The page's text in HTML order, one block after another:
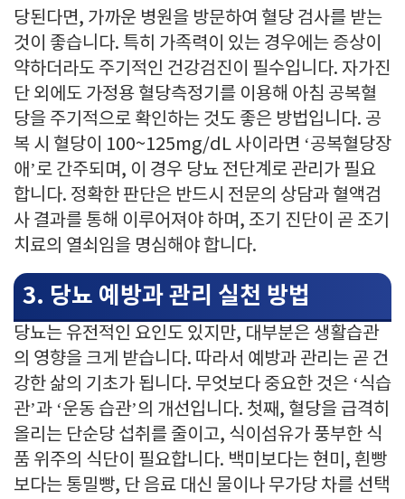
당된다면, 가까운 병원을 방문하여 혈당 검사를 받는
것이 좋습니다. 특히 가족력이 있는 경우에는 증상이
약하더라도 주기적인 건강검진이 필수입니다. 자가진
단 외에도 가정용 혈당측정기를 이용해 아침 공복혈
당을 주기적으로 확인하는 것도 좋은 방법입니다. 공
복 시 혈당이 100~125mg/dL 사이라면 ‘공복혈당장
애’로 간주되며, 이 경우 당뇨 전단계로 관리가 필요
합니다. 정확한 판단은 반드시 전문의 상담과 혈액검
사 결과를 통해 이루어져야 하며, 조기 진단이 곧 조기
치료의 열쇠임을 명심해야 합니다.
3. 당뇨 예방과 관리 실천 방법
당뇨는 유전적인 요인도 있지만, 대부분은 생활습관
의 영향을 크게 받습니다. 따라서 예방과 관리는 곧 건
강한 삶의 기초가 됩니다. 무엇보다 중요한 것은 ‘식습
관’과 ‘운동 습관’의 개선입니다. 첫째, 혈당을 급격히
올리는 단순당 섭취를 줄이고, 식이섬유가 풍부한 식
품 위주의 식단이 필요합니다. 백미보다는 현미, 흰빵
보다는 통밀빵, 단 음료 대신 물이나 무가당 차를 선택